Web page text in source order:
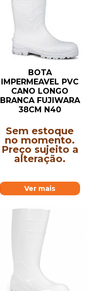
BOTA
IMPERMEAVEL PVC
CANO LONGO
BRANCA FUJIWARA
38CM N40
Sem estoque
no momento.
Preço sujeito a
alteração.
Ver mais